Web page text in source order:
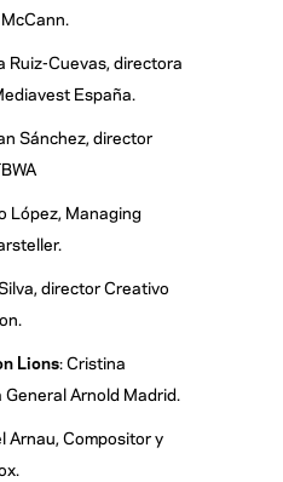
Ruiz-Cuevas, directora
España.
Sánchez, director
López, Managing
director Creativo
Lions: Cristina
Arnold Madrid.
Arnau, Compositor y